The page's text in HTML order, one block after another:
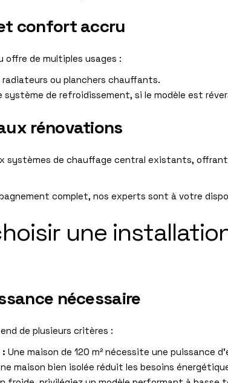
confort accru
offre de multiples usages :
radiateurs ou planchers chauffants.
système de refroidissement, si le modèle est
rénovations
systèmes de chauffage central existants,
complet, nos experts sont à votre
une
nécessaire
de plusieurs critères :
: Une maison de 120 m² nécessite une puissance
maison bien isolée réduit les besoins